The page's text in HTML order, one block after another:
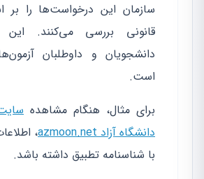
سازمان این درخواست‌ها را
قانونی بررسی می‌کنند. این
دانشجویان و داوطلبان
است.
برای مثال، هنگام مشاهده
دانشگاه آزاد azmoon.net
،
با شناسنامه تطبیق داشته باشد.